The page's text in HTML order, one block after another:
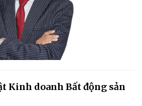
Kinh doanh Bất động sản